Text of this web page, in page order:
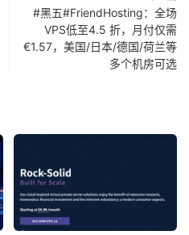
#黑五#FriendHosting：全场
VPS低至4.5 折，月付仅需
€1.57，美国/日本/德国/荷兰等
多个机房可选